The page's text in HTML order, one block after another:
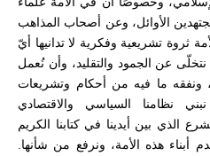
الأوائل، وعن أصحاب المذاهب
ثروة تشريعية وفكرية لا تدانيها أيّ
عن الجمود والتقليد، وأن نُعمل
ونفقه ما فيه من أحكام وتشريعات
نظامنا السياسي والاقتصادي
الذي بين أيدينا في كتابنا الكريم
أبناء هذه الأمة، ونرفع من شأنها.